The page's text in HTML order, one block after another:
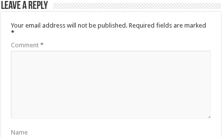
Leave a Reply
Your email address will not be published. Required fields are marked
*
Comment*
Name